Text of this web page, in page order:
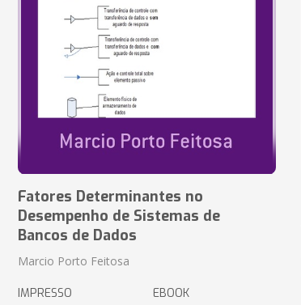
Fatores Determinantes no
Desempenho de Sistemas de
Bancos de Dados
Marcio Porto Feitosa
IMPRESSO EBOOK